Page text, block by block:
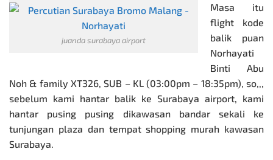
juanda surabaya airport
Masa itu
flight kode
balik puan
Norhayati
Binti Abu
Noh & family XT326, SUB – KL (03:00pm – 18:35pm), so,,,
sebelum kami hantar balik ke Surabaya airport, kami
hantar pusing pusing dikawasan bandar sekali ke
tunjungan plaza dan tempat shopping murah kawasan
Surabaya.